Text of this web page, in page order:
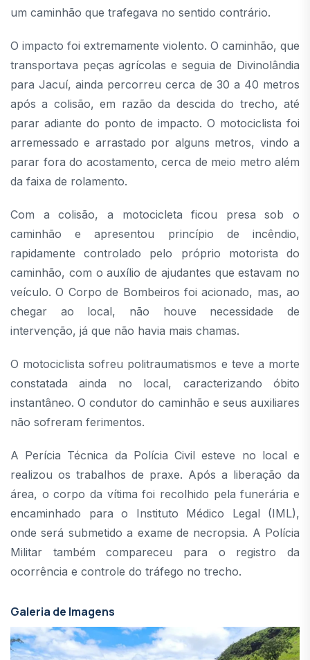
um caminhão que trafegava no sentido contrário.
O impacto foi extremamente violento. O caminhão, que
transportava peças agrícolas e seguia de Divinolândia
para Jacuí, ainda percorreu cerca de 30 a 40 metros
após a colisão, em razão da descida do trecho, até
parar adiante do ponto de impacto. O motociclista foi
arremessado e arrastado por alguns metros, vindo a
parar fora do acostamento, cerca de meio metro além
da faixa de rolamento.
Com a colisão, a motocicleta ficou presa sob o
caminhão e apresentou princípio de incêndio,
rapidamente controlado pelo próprio motorista do
caminhão, com o auxílio de ajudantes que estavam no
veículo. O Corpo de Bombeiros foi acionado, mas, ao
chegar ao local, não houve necessidade de
intervenção, já que não havia mais chamas.
O motociclista sofreu politraumatismos e teve a morte
constatada ainda no local, caracterizando óbito
instantâneo. O condutor do caminhão e seus auxiliares
não sofreram ferimentos.
A Perícia Técnica da Polícia Civil esteve no local e
realizou os trabalhos de praxe. Após a liberação da
área, o corpo da vítima foi recolhido pela funerária e
encaminhado para o Instituto Médico Legal (IML),
onde será submetido a exame de necropsia. A Polícia
Militar também compareceu para o registro da
ocorrência e controle do tráfego no trecho.
Galeria de Imagens